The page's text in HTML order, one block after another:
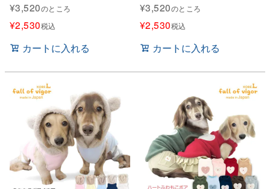
¥3,520のところ
¥2,530税込
カートに入れる
¥3,520のところ
¥2,530税込
カートに入れる